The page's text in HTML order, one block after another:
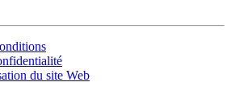
du site Web